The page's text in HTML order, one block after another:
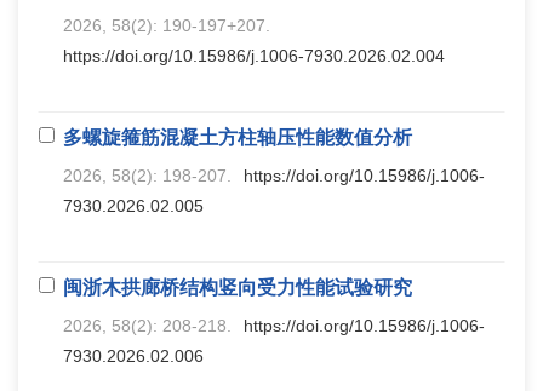
2026, 58(2): 190-197+207.
https://doi.org/10.15986/j.1006-7930.2026.02.004
多螺旋箍筋混凝土方柱轴压性能数值分析
2026, 58(2): 198-207.
https://doi.org/10.15986/j.1006-
7930.2026.02.005
闽浙木拱廊桥结构竖向受力性能试验研究
2026, 58(2): 208-218.
https://doi.org/10.15986/j.1006-
7930.2026.02.006